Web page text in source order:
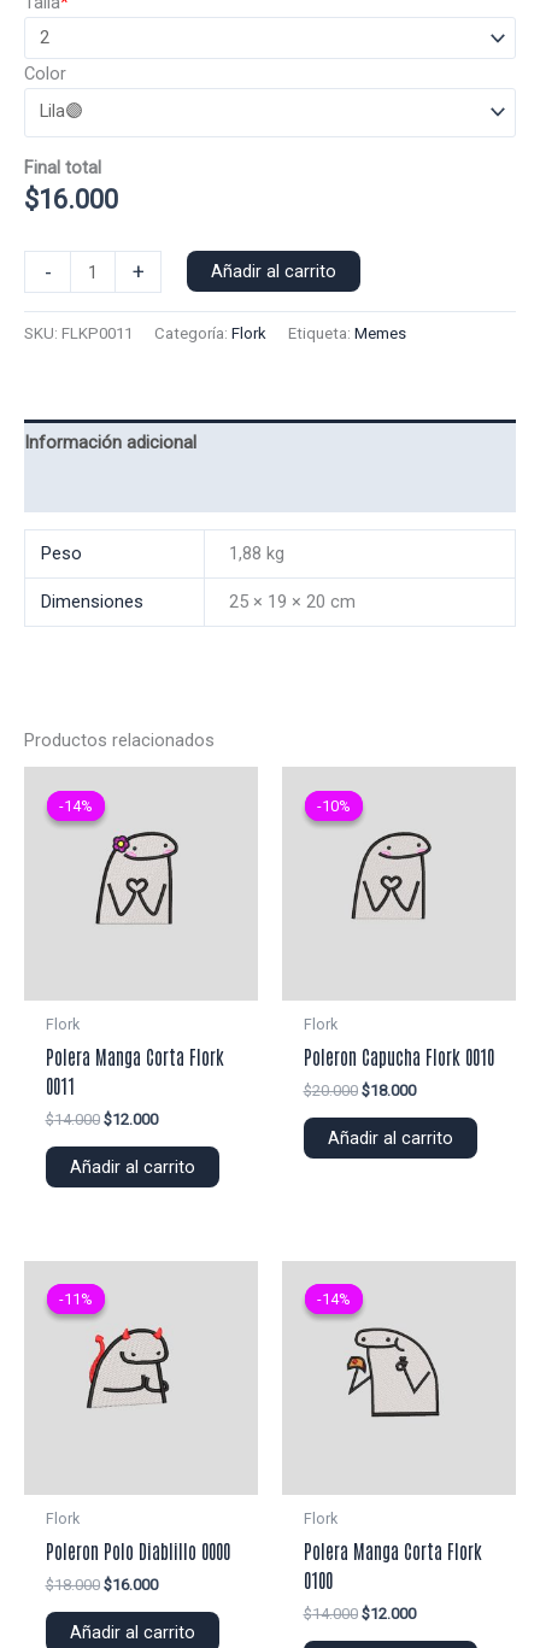
Color
Final total
$16.000
-
Polo
+ Añadir al carrito
SKU: FLKP0011 Categoría: Flork Etiqueta: Memes
Información adicional
Peso 1,88 kg
Dimensiones 25 × 19 × 20 cm
Productos relacionados
-14%
-14%
Flork
Polera Manga Corta Flork
0011
$14.000 El
original
$12.000El
actual
Añadir al carrito
-10%
-10%
Flork
Poleron Capucha Flork 0010
$20.000 El
original
$18.000El
actual
Añadir al carrito
-11%
-11%
Flork
Poleron Polo Diablillo 0000
$18.000 El
original
$16.000El
actual
Añadir al carrito
-14%
-14%
Flork
Polera Manga Corta Flork
0100
$14.000 El
$12.000El